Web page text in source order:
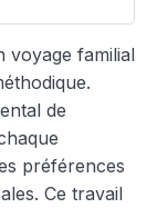
voyage familial
de
préférences
Ce travail